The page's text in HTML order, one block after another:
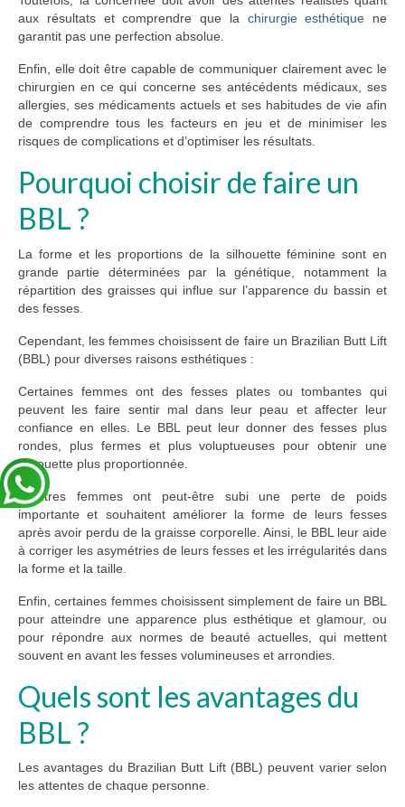
aux résultats et comprendre que la chirurgie esthétique ne
garantit pas une perfection absolue.
Enfin, elle doit être capable de communiquer clairement avec le
chirurgien en ce qui concerne ses antécédents médicaux, ses
allergies, ses médicaments actuels et ses habitudes de vie afin
de comprendre tous les facteurs en jeu et de minimiser les
risques de complications et d’optimiser les résultats.
Pourquoi choisir de faire un
BBL ?
La forme et les proportions de la silhouette féminine sont en
grande partie déterminées par la génétique, notamment la
répartition des graisses qui influe sur l’apparence du bassin et
des fesses.
Cependant, les femmes choisissent de faire un Brazilian Butt Lift
(BBL) pour diverses raisons esthétiques :
Certaines femmes ont des fesses plates ou tombantes qui
peuvent les faire sentir mal dans leur peau et affecter leur
confiance en elles. Le BBL peut leur donner des fesses plus
rondes, plus fermes et plus voluptueuses pour obtenir une
silhouette plus proportionnée.
D’autres femmes ont peut-être subi une perte de poids
importante et souhaitent améliorer la forme de leurs fesses
après avoir perdu de la graisse corporelle. Ainsi, le BBL leur aide
à corriger les asymétries de leurs fesses et les irrégularités dans
la forme et la taille.
Enfin, certaines femmes choisissent simplement de faire un BBL
pour atteindre une apparence plus esthétique et glamour, ou
pour répondre aux normes de beauté actuelles, qui mettent
souvent en avant les fesses volumineuses et arrondies.
Quels sont les avantages du
BBL ?
Les avantages du Brazilian Butt Lift (BBL) peuvent varier selon
les attentes de chaque personne.